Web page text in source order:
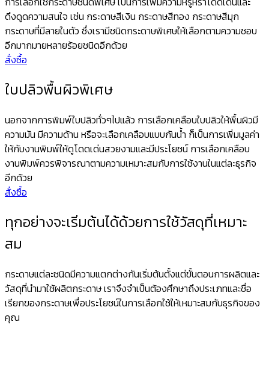
ดึงดูดความสนใจ เช่น กระดาษสีเงิน กระดาษสีทอง กระดาษสีมุก
กระดาษที่มีลายในตัว ซึ่งเรามีชนิดกระดาษพิเศษให้เลือกตามความชอบ
อีกมากมายหลายร้อยชนิดอีกด้วย
สั่งซื้อ
ใบปลิวพื้นผิวพิเศษ
นอกจากการพิมพ์ใบปลิวทั่วๆไปแล้ว การเลือกเคลือบใบปลิวให้พื้นผิวมี
ความมัน มีความด้าน หรือจะเลือกเคลือบแบบกันน้ำ ก็เป็นการเพิ่มมูลค่า
ให้กับงานพิมพ์ให้ดูโดดเด่นสวยงามและมีประโยชน์ การเลือกเคลือบ
งานพิมพ์ควรพิจารณาตามความเหมาะสมกับการใช้งานในแต่ละธุรกิจ
อีกด้วย
สั่งซื้อ
ทุกอย่างจะเริ่มต้นได้ด้วยการใช้วัสดุที่เหมาะ
สม
กระดาษแต่ละชนิดมีความแตกต่างกันเริ่มต้นตั้งแต่ขั้นตอนการผลิตและ
วัสดุที่นำมาใช้ผลิตกระดาษ เราจึงจำเป็นต้องศึกษาถึงประเภทและชื่อ
เรียกของกระดาษเพื่อประโยชน์ในการเลือกใช้ให้เหมาะสมกับธุรกิจของ
คุณ